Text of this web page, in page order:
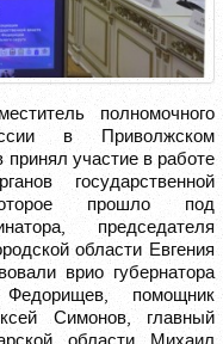
полномочного
в Приволжском
участие в работе
государственной
прошло под
председателя
области Евгения
врио губернатора
помощник
Симонов, главный